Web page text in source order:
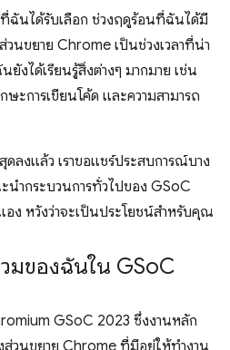
ฉันได้รับเลือก ช่วงฤดูร้อนที่ฉันได้มี
นขยาย Chrome เป็นช่วงเวลาที่น่า
งได้เรียนรู้สิ่งต่างๆ มากมาย เช่น
ะการเขียนโค้ด และความสามารถ
ลงแล้ว เราขอแชร์ประสบการณ์บาง
ำกระบวนการทั่วไปของ GSoC
อง หวังว่าจะเป็นประโยชน์สำหรับคุณ
วมของฉันใน GSoC
GSoC 2023 ซึ่งงานหลัก
ส่วนขยาย Chrome ที่มีอยู่ให้ทำงาน